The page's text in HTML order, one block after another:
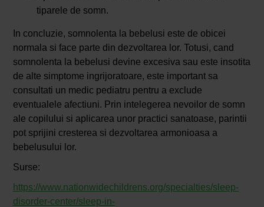
tiparele de somn.
In concluzie, somnolenta la bebelusi este de obicei
normala si face parte din dezvoltarea lor. Totusi, cand
somnolenta la bebelusi devine excesiva sau este insotita
de alte simptome ingrijoratoare, este important sa
consultati un medic pediatru pentru a exclude
eventualele afectiuni. Prin intelegerea nevoilor de somn
ale copilului si aplicarea unor practici sanatoase, parintii
pot sprijini cresterea si dezvoltarea armonioasa a
bebelusului lor.
Surse:
https://www.nationwidechildrens.org/specialties/sleep-
disorder-center/sleep-in-